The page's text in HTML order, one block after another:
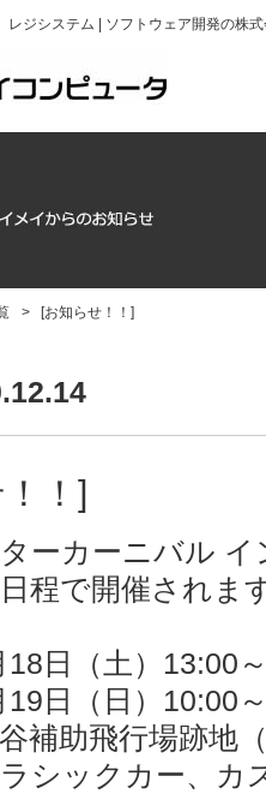
レジシステム | ソフトウェア開発の株
> [お知らせ！！]
！]
ターカーニバル
程で開催されま
18日（土）13:00
19日（日）10:00
補助飛行場跡地
シックカー、カ